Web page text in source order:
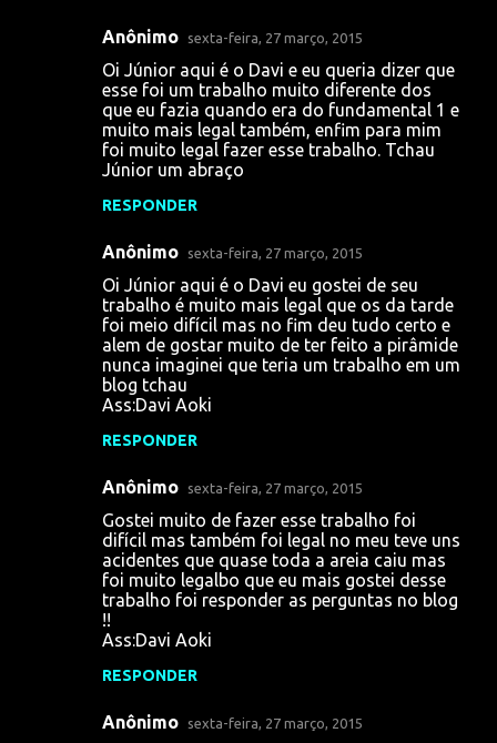
Anônimo sexta-feira, 27 março, 2015
Oi Júnior aqui é o Davi e eu queria dizer que
esse foi um trabalho muito diferente dos
que eu fazia quando era do fundamental 1 e
muito mais legal também, enfim para mim
foi muito legal fazer esse trabalho. Tchau
Júnior um abraço
RESPONDER
Anônimo sexta-feira, 27 março, 2015
Oi Júnior aqui é o Davi eu gostei de seu
trabalho é muito mais legal que os da tarde
foi meio difícil mas no fim deu tudo certo e
alem de gostar muito de ter feito a pirâmide
nunca imaginei que teria um trabalho em um
blog tchau
Ass:Davi Aoki
RESPONDER
Anônimo sexta-feira, 27 março, 2015
Gostei muito de fazer esse trabalho foi
difícil mas também foi legal no meu teve uns
acidentes que quase toda a areia caiu mas
foi muito legalbo que eu mais gostei desse
trabalho foi responder as perguntas no blog
!!
Ass:Davi Aoki
RESPONDER
Anônimo sexta-feira, 27 março, 2015